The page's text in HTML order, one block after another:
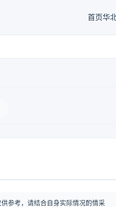
首页华
参考，请结合自身实际情况酌情采